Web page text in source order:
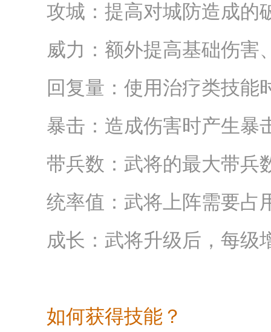
攻城：提高对城防造成的
威力：额外提高基础伤害
回复量：使用治疗类技能
暴击：造成伤害时产生暴
带兵数：武将的最大带兵
统率值：武将上阵需要占
成长：武将升级后，每级
如何获得技能？